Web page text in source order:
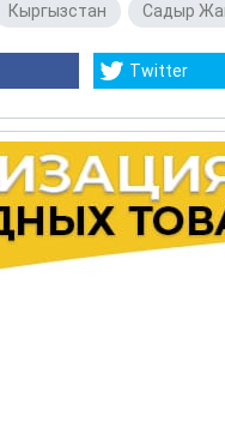
Кыргызстан Садыр
Twitter